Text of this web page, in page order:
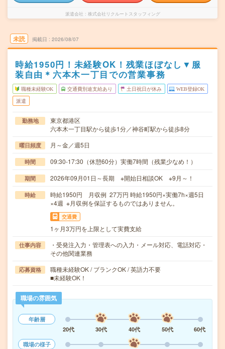
派遣会社 株式会社リクルートスタッフィング
未読 掲載日 2026/08/07
時給1950円！未経験OK！残業ほぼなし▼服
装自由＊六本木一丁目での営業事務
職種未経験OK 交通費別途支給あり 土日祝日が休み WEB登録OK
派遣
勤務地
東京都港区
六本木一丁目駅から徒歩1分／神谷町駅から徒歩8分
曜日頻度 月～金／週5日
時間 09:30-17:30（休憩60分）実働7時間（残業少なめ！）
期間 2026年09月01日～長期 ※開始日相談OK ※9月～！
時給
時給1950円 月収例 27万円 時給1950円×実働7h×週5日
×4週 ※月収例を保証するものではありません。
交通費
1ヶ月3万円を上限として実費支給
仕事内容
・受発注入力・管理表への入力・メール対応、電話対応・
その他関連業務
応募資格
職種未経験OK / ブランクOK / 英語力不要
■未経験OK！
職場の雰囲気
年齢層
20代
30代 40代 50代
60代
職場の様子